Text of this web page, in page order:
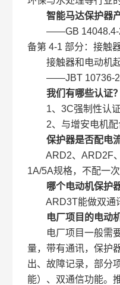
智能马达保护器
——GB 14048.4-
备第 4-1 部分：接触
接触器和电动机起
——JBT 10736-
我们有哪些认证？
1、3C强制性认证
2、与增安电机配
保护器是否配电
ARD2、ARD2F、
1A/5A规格，不配一次
哪个电动机保护
ARD3T能做双通
电厂项目的电动
电厂项目一般需要
量，带有通讯，保护
出、故障记录，部分
能）、双通信功能。